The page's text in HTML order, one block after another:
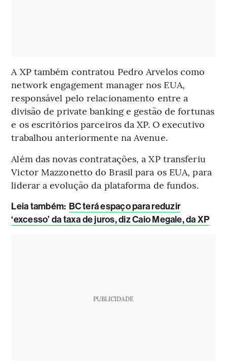
A XP também contratou Pedro Arvelos como
network engagement manager nos EUA,
responsável pelo relacionamento entre a
divisão de private banking e gestão de fortunas
e os escritórios parceiros da XP. O executivo
trabalhou anteriormente na Avenue.
Além das novas contratações, a XP transferiu
Victor Mazzonetto do Brasil para os EUA, para
liderar a evolução da plataforma de fundos.
Leia também: BC terá espaço para reduzir
‘excesso’ da taxa de juros, diz Caio Megale, da XP
PUBLICIDADE